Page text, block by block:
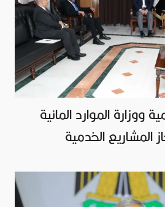
ووزارة الموارد المائية
المشاريع الخدمية